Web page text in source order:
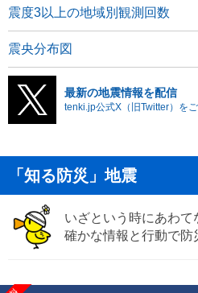
震度3以上の地域別観測回数
震央分布図
最新の地震情報を配信
tenki.jp公式X（旧Twitter）をご
「知る防災」地震
いざという時にあわて
確かな情報と行動で防